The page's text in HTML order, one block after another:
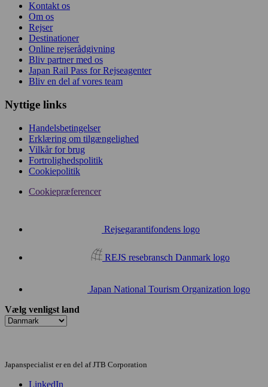
Kontakt os
Om os
Rejser
Destinationer
Online rejserådgivning
Bliv partner med os
Japan Rail Pass for Rejseagenter
Bliv en del af vores team
Nyttige links
Handelsbetingelser
Erklæring om tilgængelighed
Vilkår for brug
Fortrolighedspolitik
Cookiepolitik
Cookiepræferencer
Rejsegarantifondens logo
REJS resebransch Danmark logo
Japan National Tourism Organization logo
Vælg venligst land
Japanspecialist er en del af JTB Corporation
LinkedIn